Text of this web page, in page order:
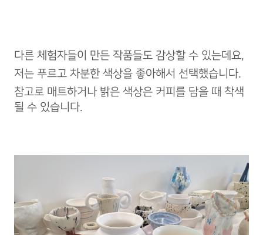
다른 체험자들이 만든 작품들도 감상할 수 있는데요,
저는 푸르고 차분한 색상을 좋아해서 선택했습니다.
참고로 매트하거나 밝은 색상은 커피를 담을 때 착색
될 수 있습니다.